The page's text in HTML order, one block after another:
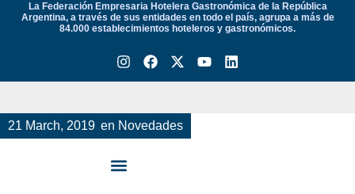
La Federación Empresaria Hotelera Gastronómica de la República
Argentina, a través de sus entidades en todo el país, agrupa a más de
84.000 establecimientos hoteleros y gastronómicos.
21 March, 2019 en Novedades